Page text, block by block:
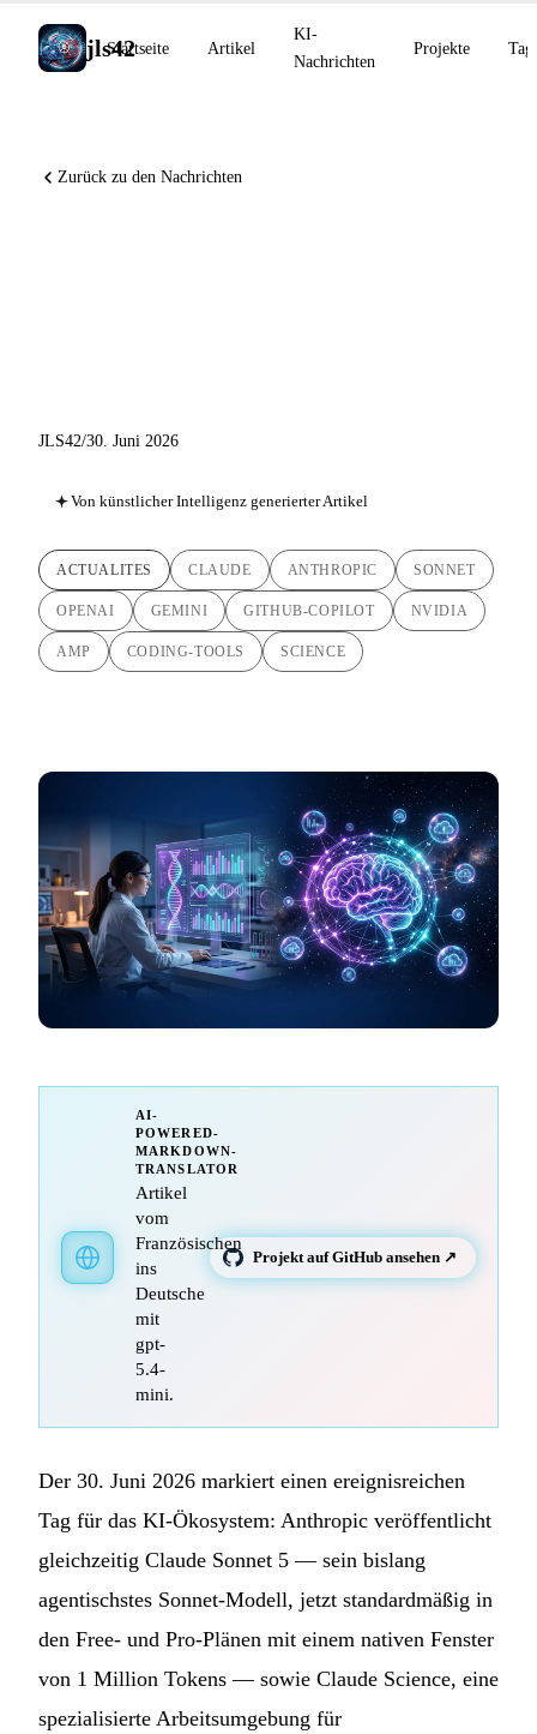
jls42
Startseite Artikel
KI-
Nachrichten
Projekte
Zurück zu den Nachrichten
JLS42/30. Juni 2026
Von künstlicher Intelligenz generierter Artikel
ACTUALITES CLAUDE ANTHROPIC SONNET
OPENAI GEMINI GITHUB-COPILOT NVIDIA
AMP CODING-TOOLS SCIENCE
AI-
POWERED-
MARKDOWN-
TRANSLATOR
Artikel
vom
Französischen
ins
Deutsche
mit
gpt-
5.4-
mini.
Projekt auf GitHub ansehen ↗
Der 30. Juni 2026 markiert einen ereignisreichen
Tag für das KI-Ökosystem: Anthropic veröffentlicht
gleichzeitig Claude Sonnet 5 — sein bislang
agentischstes Sonnet-Modell, jetzt standardmäßig in
den Free- und Pro-Plänen mit einem nativen Fenster
von 1 Million Tokens — sowie Claude Science, eine
spezialisierte Arbeitsumgebung für